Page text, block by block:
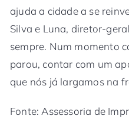
ajuda a cidade a se
Silva e Luna, diretor-
sempre. Num momento
parou, contar com um
que nós já largamos na
Fonte: Assessoria de